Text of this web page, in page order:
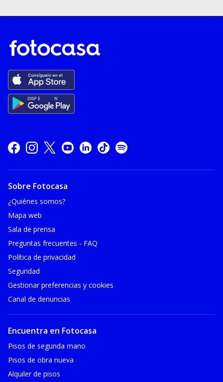
Sobre Fotocasa
¿Quiénes somos?
Mapa web
Sala de prensa
Preguntas frecuentes - FAQ
Política de privacidad
Seguridad
Gestionar preferencias y cookies
Canal de denuncias
Encuentra en Fotocasa
Pisos de segunda mano
Pisos de obra nueva
Alquiler de pisos